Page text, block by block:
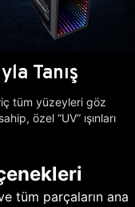
Tanış
tüm yüzeyleri göz
özel “UV” ışınları
tüm parçaların ana